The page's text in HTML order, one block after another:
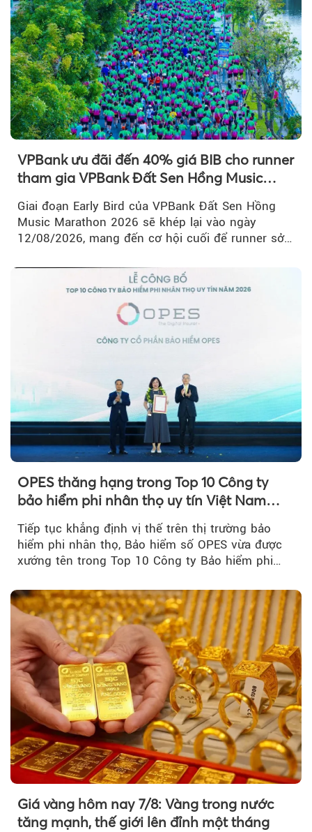
VPBank ưu đãi đến 40% giá BIB cho runner
tham gia VPBank Đất Sen Hồng Music
Giai đoạn Early Bird của VPBank Đất Sen Hồng
Music Marathon 2026 sẽ khép lại vào ngày
12/08/2026, mang đến cơ hội cuối để runner sở
OPES thăng hạng trong Top 10 Công ty
bảo hiểm phi nhân thọ uy tín Việt Nam
Tiếp tục khẳng định vị thế trên thị trường bảo
hiểm phi nhân thọ, Bảo hiểm số OPES vừa được
xướng tên trong Top 10 Công ty Bảo hiểm phi
Giá vàng hôm nay 7/8: Vàng trong nước
tăng mạnh, thế giới lên đỉnh một tháng